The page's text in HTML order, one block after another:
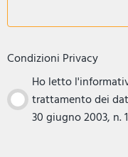
Condizioni Privacy
Ho letto
trattamento dei
30 giugno 2003, n.